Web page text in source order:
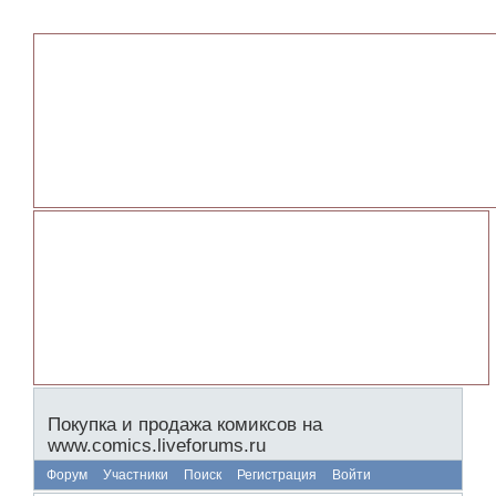
Покупка и продажа комиксов на
www.comics.liveforums.ru
Форум Участники Поиск Регистрация Войти